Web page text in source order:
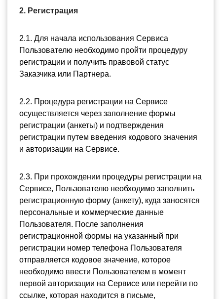
2. Регистрация
2.1. Для начала использования Сервиса
Пользователю необходимо пройти процедуру
регистрации и получить правовой статус
Заказчика или Партнера.
2.2. Процедура регистрации на Сервисе
осуществляется через заполнение формы
регистрации (анкеты) и подтверждения
регистрации путем введения кодового значения
и авторизации на Сервисе.
2.3. При прохождении процедуры регистрации на
Сервисе, Пользователю необходимо заполнить
регистрационную форму (анкету), куда заносятся
персональные и коммерческие данные
Пользователя. После заполнения
регистрационной формы на указанный при
регистрации номер телефона Пользователя
отправляется кодовое значение, которое
необходимо ввести Пользователем в момент
первой авторизации на Сервисе или перейти по
ссылке, которая находится в письме,